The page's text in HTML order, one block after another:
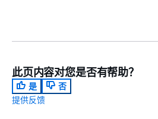
此页内容对您是否有帮助？
是
否
提供反馈